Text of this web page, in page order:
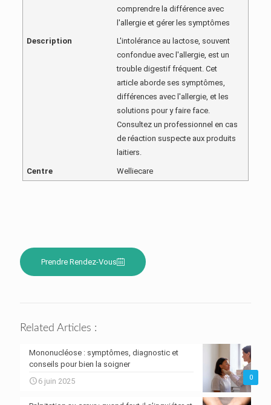
comprendre la différence avec
l'allergie et gérer les symptômes
Description
L'intolérance au lactose, souvent
confondue avec l'allergie, est un
trouble digestif fréquent. Cet
article aborde ses symptômes,
différences avec l'allergie, et les
solutions pour y faire face.
Consultez un professionnel en cas
de réaction suspecte aux produits
laitiers.
Centre Welliecare
Prendre Rendez-Vous
Related Articles :
0
Mononucléose : symptômes, diagnostic et
conseils pour bien la soigner
6 juin 2025